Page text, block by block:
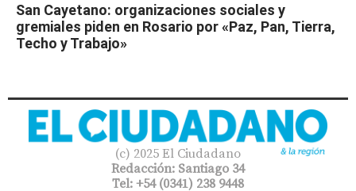
San Cayetano: organizaciones sociales y
gremiales piden en Rosario por «Paz, Pan, Tierra,
Techo y Trabajo»
(c) 2025 El Ciudadano
Redacción: Santiago 34
Tel: +54 (0341) 238 9448